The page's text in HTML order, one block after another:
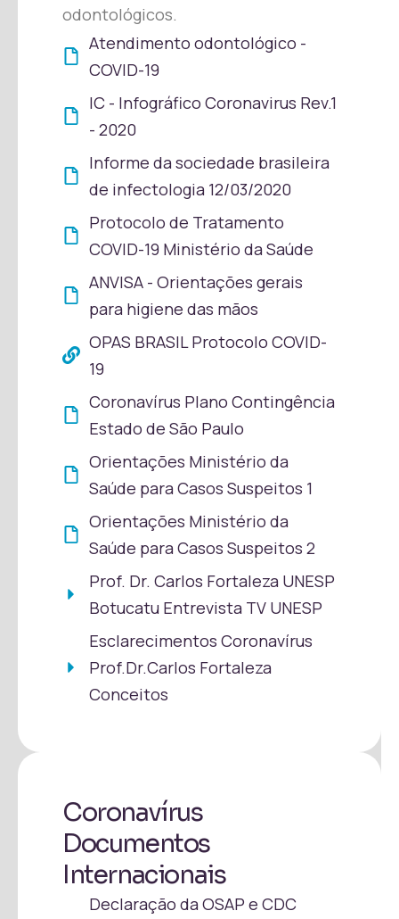
odontológicos.
Atendimento odontológico -
COVID-19
IC - Infográfico Coronavirus Rev.1
- 2020
Informe da sociedade brasileira
de infectologia 12/03/2020
Protocolo de Tratamento
COVID-19 Ministério da Saúde
ANVISA - Orientações gerais
para higiene das mãos
OPAS BRASIL Protocolo COVID-
19
Coronavírus Plano Contingência
Estado de São Paulo
Orientações Ministério da
Saúde para Casos Suspeitos 1
Orientações Ministério da
Saúde para Casos Suspeitos 2
Prof. Dr. Carlos Fortaleza UNESP
Botucatu Entrevista TV UNESP
Esclarecimentos Coronavírus
Prof.Dr.Carlos Fortaleza
Conceitos
Coronavírus
Documentos
Internacionais
Declaração da OSAP e CDC